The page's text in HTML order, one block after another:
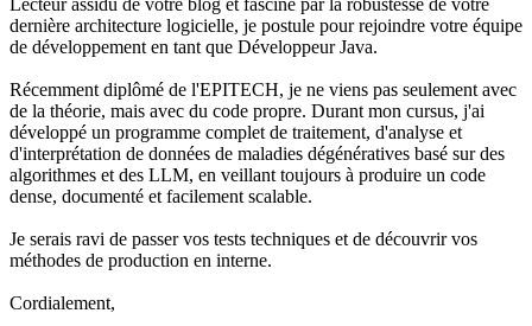
Lecteur assidu de votre blog et fasciné par la robustesse de votre
dernière architecture logicielle, je postule pour rejoindre votre équipe
de développement en tant que Développeur Java.
Récemment diplômé de l'EPITECH, je ne viens pas seulement avec
de la théorie, mais avec du code propre. Durant mon cursus, j'ai
développé un programme complet de traitement, d'analyse et
d'interprétation de données de maladies dégénératives basé sur des
algorithmes et des LLM, en veillant toujours à produire un code
dense, documenté et facilement scalable.
Je serais ravi de passer vos tests techniques et de découvrir vos
méthodes de production en interne.
Cordialement,